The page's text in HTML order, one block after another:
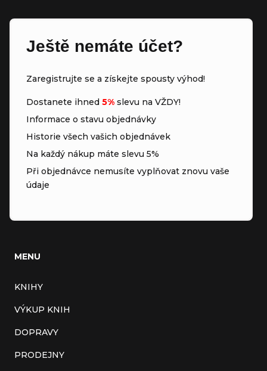
Ještě nemáte účet?
Zaregistrujte se a získejte spousty výhod!
Dostanete ihned 5% slevu na VŽDY!
Informace o stavu objednávky
Historie všech vašich objednávek
Na každý nákup máte slevu 5%
Při objednávce nemusíte vyplňovat znovu vaše
údaje
MENU
KNIHY
VÝKUP KNIH
DOPRAVY
PRODEJNY